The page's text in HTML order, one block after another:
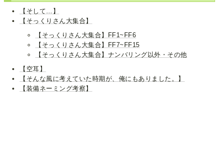
【そして…】
【そっくりさん大集合】
【そっくりさん大集合】FF1~FF6
【そっくりさん大集合】FF7~FF15
【そっくりさん大集合】ナンバリング以外・その他
【空耳】
【そんな風に考えていた時期が、俺にもありました。】
【装備ネーミング考察】